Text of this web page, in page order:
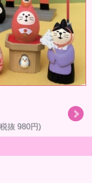
抜 980円)